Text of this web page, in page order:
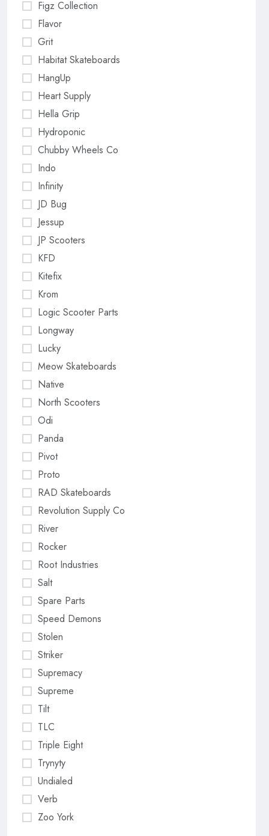
Figz Collection
Flavor
Grit
Habitat Skateboards
HangUp
Heart Supply
Hella Grip
Hydroponic
Chubby Wheels Co
Indo
Infinity
JD Bug
Jessup
JP Scooters
KFD
Kitefix
Krom
Logic Scooter Parts
Longway
Lucky
Meow Skateboards
Native
North Scooters
Odi
Panda
Pivot
Proto
RAD Skateboards
Revolution Supply Co
River
Rocker
Root Industries
Salt
Spare Parts
Speed Demons
Stolen
Striker
Supremacy
Supreme
Tilt
TLC
Triple Eight
Trynyty
Undialed
Verb
Zoo York